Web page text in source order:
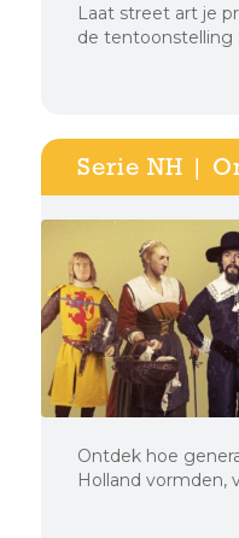
Laat street art je
de tentoonstelling
Serie NH |
Ontdek hoe
Holland vormden,